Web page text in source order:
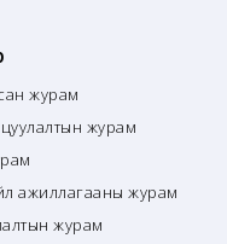
журам
журам
ажиллагааны журам
журам